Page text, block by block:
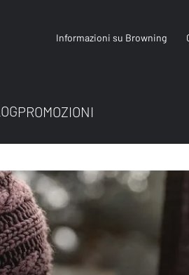
Informazioni su Browning
PROMOZIONI